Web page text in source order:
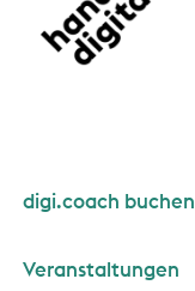
digi.coach buchen
Veranstaltungen